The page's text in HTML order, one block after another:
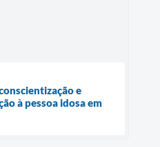
e
à pessoa idosa em